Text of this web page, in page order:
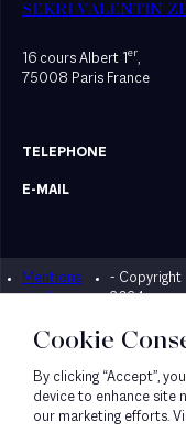
SEKRI VALENTIN
16 cours Albert 1er,
75008 Paris France
TELEPHONE
E-MAIL
Mentions
légales
- Copyright
2024
Cookie
By clicking “Accept”,
device to enhance site
our marketing efforts.